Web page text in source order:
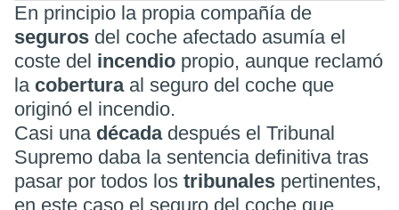
En principio la propia compañía de
seguros del coche afectado asumía el
coste del incendio propio, aunque reclamó
la cobertura al seguro del coche que
originó el incendio.
Casi una década después el Tribunal
Supremo daba la sentencia definitiva tras
pasar por todos los tribunales pertinentes,
en este caso el seguro del coche que